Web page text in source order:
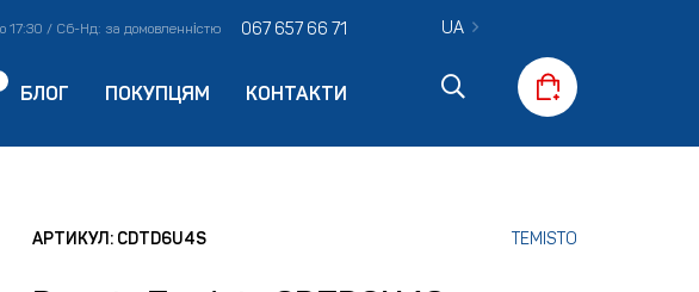
17:30 / Сб-Нд: за домовленністю 067 657 66 71
БЛОГ ПОКУПЦЯМ КОНТАКТИ
UA
АРТИКУЛ: CDTD6U4S TEMISTO